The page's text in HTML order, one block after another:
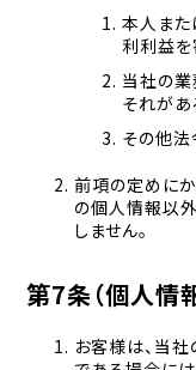
本人また
利利益
当社の
それが
その他
前項の定めに
の個人情報以
しません。
第7条（個人情
お客様は、当